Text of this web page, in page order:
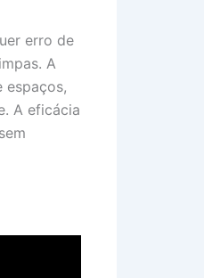
erro de
A
espaços,
A eficácia